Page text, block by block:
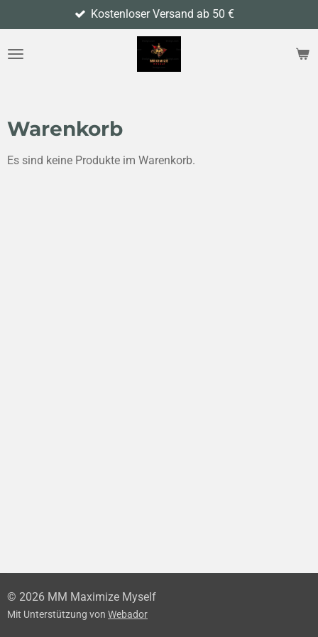
Hauptinhalt
springen
Kostenloser Versand ab 50 €
Warenkorb
Es sind keine Produkte im Warenkorb.
© 2026 MM Maximize Myself
Mit Unterstützung von Webador